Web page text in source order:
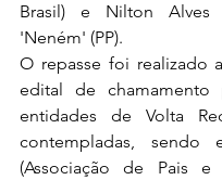
Brasil) e Nilton
'Neném' (PP).
O repasse foi realizado
edital de chamamento
entidades de Volta
contempladas, sendo
(Associação de Pais